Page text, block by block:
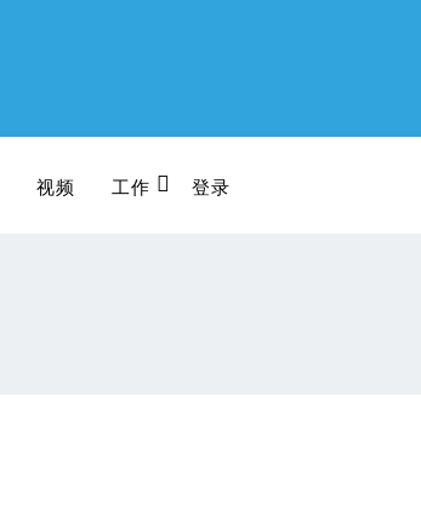
视频 工作 登录